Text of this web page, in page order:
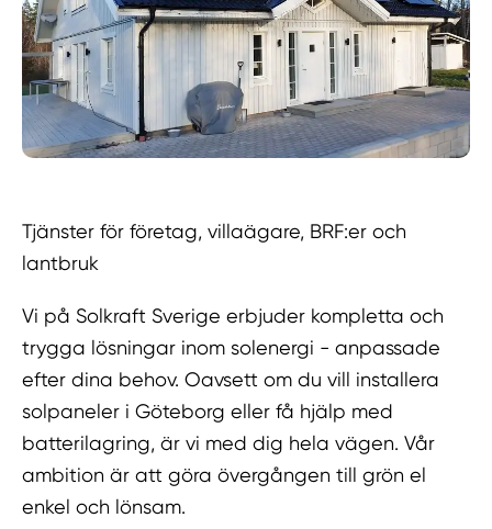
Tjänster för företag, villaägare, BRF:er och
lantbruk
Vi på Solkraft Sverige erbjuder kompletta och
trygga lösningar inom solenergi - anpassade
efter dina behov. Oavsett om du vill installera
solpaneler i Göteborg eller få hjälp med
batterilagring, är vi med dig hela vägen. Vår
ambition är att göra övergången till grön el
enkel och lönsam.